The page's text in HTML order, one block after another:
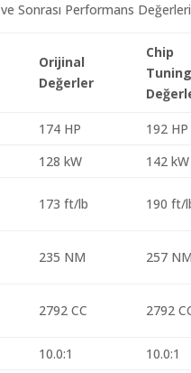
ve Sonrası Performans Değerleri
Orijinal
Değerler
Chip
Tuning
174 HP
192 HP
128 kW
142 kW
173 ft/lb 190 ft/
235 NM 257 NM
2792 CC 2792
10.0:1 10.0:1